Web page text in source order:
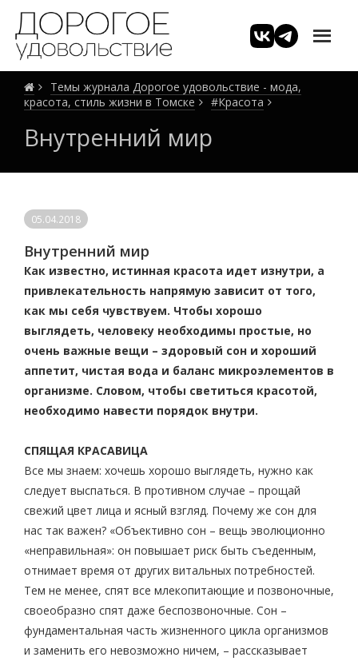
Темы журнала Дорогое удовольствие - мода,
красота, стиль жизни в Томске
#Красота
Внутренний мир
05.04.2018
Внутренний мир
Как известно, истинная красота идет изнутри, а
привлекательность напрямую зависит от того,
как мы себя чувствуем. Чтобы хорошо
выглядеть, человеку необходимы простые, но
очень важные вещи – здоровый сон и хороший
аппетит, чистая вода и баланс микроэлементов в
организме. Словом, чтобы светиться красотой,
необходимо навести порядок внутри.
СПЯЩАЯ КРАСАВИЦА
Все мы знаем: хочешь хорошо выглядеть, нужно как
следует выспаться. В противном случае – прощай
свежий цвет лица и ясный взгляд. Почему же сон для
нас так важен? «Объективно сон – вещь эволюционно
«неправильная»: он повышает риск быть съеденным,
отнимает время от других витальных потребностей.
Тем не менее, спят все млекопитающие и позвоночные,
своеобразно спят даже беспозвоночные. Сон –
фундаментальная часть жизненного цикла организмов
и заменить его невозможно ничем, – рассказывает